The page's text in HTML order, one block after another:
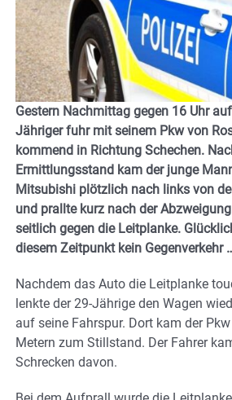
Gestern Nachmittag gegen 16 Uhr
Jähriger fuhr mit seinem Pkw von
kommend in Richtung Schechen.
Ermittlungsstand kam der junge
Mitsubishi plötzlich nach links von
und prallte kurz nach der
seitlich gegen die Leitplanke.
diesem Zeitpunkt kein Gegenverkehr
Nachdem das Auto die Leitplanke
lenkte der 29-Jährige den Wagen
auf seine Fahrspur. Dort kam der
Metern zum Stillstand. Der Fahrer
Schrecken davon.